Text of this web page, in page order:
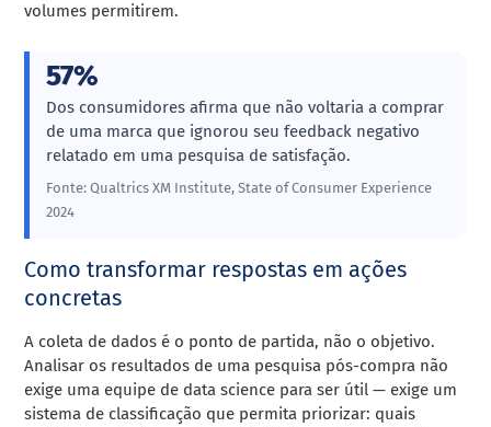
volumes permitirem.
57%
Dos consumidores afirma que não voltaria a comprar
de uma marca que ignorou seu feedback negativo
relatado em uma pesquisa de satisfação.
Fonte: Qualtrics XM Institute, State of Consumer Experience
2024
Como transformar respostas em ações
concretas
A coleta de dados é o ponto de partida, não o objetivo.
Analisar os resultados de uma pesquisa pós-compra não
exige uma equipe de data science para ser útil — exige um
sistema de classificação que permita priorizar: quais